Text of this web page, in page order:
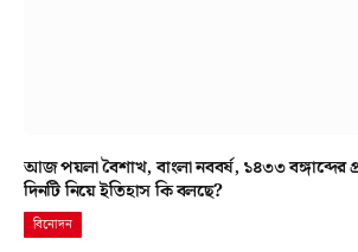
আজ পয়লা বৈশাখ, বাংলা নববর্ষ, ১৪৩৩ বঙ্গাব্দের
দিনটি নিয়ে ইতিহাস কি বলছে?
বিনোদন